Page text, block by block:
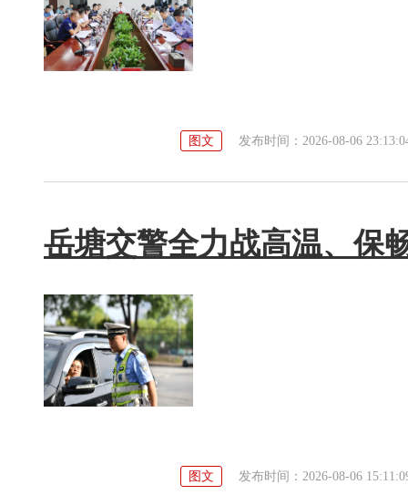
图文 发布时间：2026-08-06
岳塘交警全力战高温、保
图文 发布时间：2026-08-06